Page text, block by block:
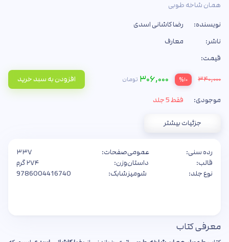
همان شاخه طوبی
نویسنده:
رضا کاشانی اسدی
ناشر:
معارف
قیمت:
۳۴۰,۰۰۰ %۱۰ ۳۰۶,۰۰۰ تومان افزودن به سبد خرید
موجودی: فقط 5 جلد
جزئیات بیشتر
رده سنی:
عمومی
قالب:
داستان
نوع جلد:
شومیز
صفحات:
۳۳۷
وزن:
۲۷۴ گرم
شابک:
9786004416740
معرفی کتاب